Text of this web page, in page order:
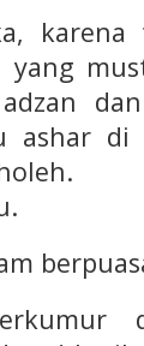
karena
yang
ashar